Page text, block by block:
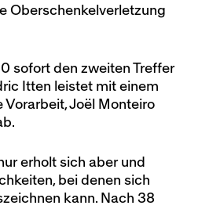
Oberschenkelverletzung
sofort den zweiten Treffer
Itten leistet mit einem
Joël Monteiro
erholt sich aber und
bei denen sich
kann. Nach 38